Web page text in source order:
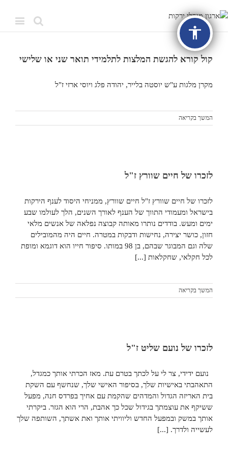
accessibility
קול קורא להגשת המלצות לתלמידי תואר שני או שלישי
מקרן מלגות ע"ש יוסטה בלייר, יהודה פלג ויוסי ארזי ז"ל
המשך בקריאה
לזכרו של חיים שוורץ ז"ל
לזכרו של חיים שוורץ ז"ל חיים שוורץ, ממניחי היסוד לענף הירקות
בישראל ומעמודי התווך של הענף לאורך השנים, הלך לעולמו שבע
ימים ומעש. בודדים נותרו מאותה קבוצה נפלאה של אנשים מלאי
חזון, כושר יצירה, נחישות ודבקות במטרה. חיים היה מהמובילים
שלה וגם המבוגר שבהם, בן 98 במותו. סיפור חייו הוא דוגמא ומופת
לכל חקלאי, שחקלאות [...]
המשך בקריאה
לזכרו של נועם שליט ז"ל
נועם ידידי, צר לי על לכתך בטרם עת. מאז הכרתי אותך כמגדל,
התאהבתי באישיות שלך, בסיפור האישי שלך, שנחשף עם השקת
בית האריזה הגדול והמדהים שהקמת עם אחיך בפרדס חנה, מפעל
ששיקף את עוצמתך בגידול שכל כך אהבת, הרי הוא הגזר. ביקרתי
אותך במשק ובמפעל החדש וליוויתי אותך ואת אשתך, השותפה שלך
לעשייה ולדרך. [...]